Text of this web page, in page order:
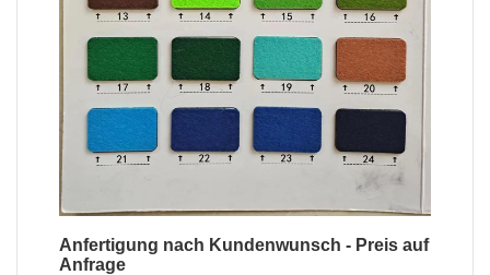
Anfertigung nach Kundenwunsch - Preis auf
Anfrage